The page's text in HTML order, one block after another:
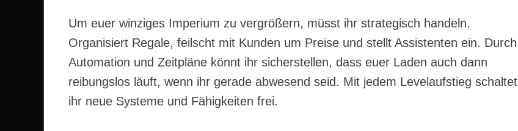
Um euer winziges Imperium zu vergrößern, müsst ihr strategisch handeln.
Organisiert Regale, feilscht mit Kunden um Preise und stellt Assistenten ein. Durch
Automation und Zeitpläne könnt ihr sicherstellen, dass euer Laden auch dann
reibungslos läuft, wenn ihr gerade abwesend seid. Mit jedem Levelaufstieg schaltet
ihr neue Systeme und Fähigkeiten frei.